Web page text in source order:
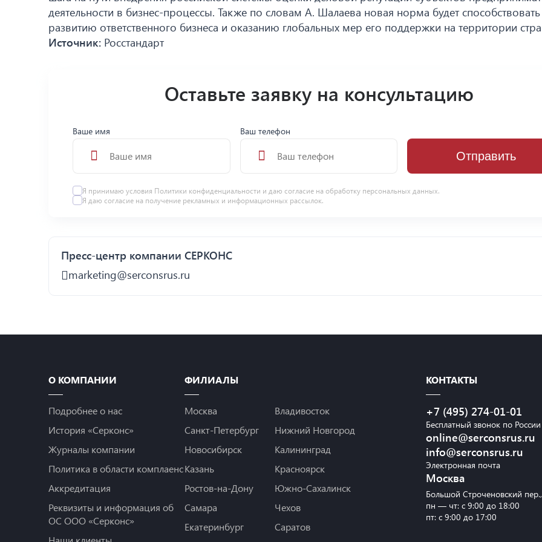
деятельности в бизнес-процессы. Также по словам А. Шалаева новая норма будет способствовать
развитию ответственного бизнеса и оказанию глобальных мер его поддержки на территории
Источник: Росстандарт
Оставьте заявку на консультацию
Ваше имя Ваш телефон
Отправить
Я принимаю условия Политики конфиденциальности и даю согласие на обработку персональных данных.
Я даю согласие на получение рекламных и информационных рассылок.
Пресс-центр компании СЕРКОНС
marketing@serconsrus.ru
О КОМПАНИИ
Подробнее о нас
История «Серконс»
Журналы компании
Политика в области комплаенс
Аккредитация
Реквизиты и информация об
ОС ООО «Серконс»
ФИЛИАЛЫ
Москва
Санкт-Петербург
Новосибирск
Казань
Ростов-на-Дону
Самара
Екатеринбург
Владивосток
Нижний Новгород
Калининград
Красноярск
Южно-Сахалинск
Чехов
Саратов
КОНТАКТЫ
+7 (495) 274-01-01
Бесплатный звонок по России
online@serconsrus.ru
info@serconsrus.ru
Электронная почта
Москва
Большой Строченовский
пн — чт: с 9:00 до 18:00
пт: с 9:00 до 17:00